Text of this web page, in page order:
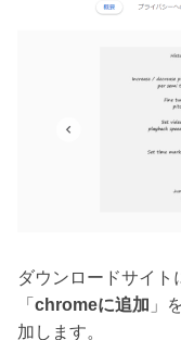
ダウンロードサイ
「 chromeに追加 」
加します。